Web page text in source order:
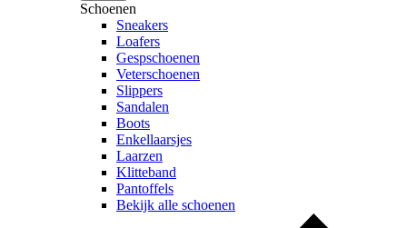
Schoenen
Sneakers
Loafers
Gespschoenen
Veterschoenen
Slippers
Sandalen
Boots
Enkellaarsjes
Laarzen
Klitteband
Pantoffels
Bekijk alle schoenen